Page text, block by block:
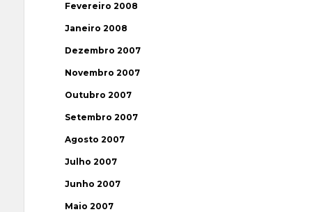
Fevereiro 2008
Janeiro 2008
Dezembro 2007
Novembro 2007
Outubro 2007
Setembro 2007
Agosto 2007
Julho 2007
Junho 2007
Maio 2007